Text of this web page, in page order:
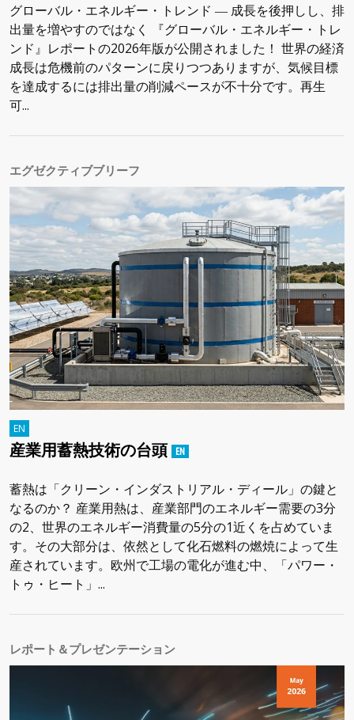
グローバル・エネルギー・トレンド ― 成長を後押しし、排
出量を増やすのではなく 『グローバル・エネルギー・トレ
ンド』レポートの2026年版が公開されました！ 世界の経済
成長は危機前のパターンに戻りつつありますが、気候目標
を達成するには排出量の削減ペースが不十分です。再生
可...
エグゼクティブブリーフ
産業用蓄熱技術の台頭
蓄熱は「クリーン・インダストリアル・ディール」の鍵と
なるのか？ 産業用熱は、産業部門のエネルギー需要の3分
の2、世界のエネルギー消費量の5分の1近くを占めていま
す。その大部分は、依然として化石燃料の燃焼によって生
産されています。欧州で工場の電化が進む中、「パワー・
トゥ・ヒート」...
レポート＆プレゼンテーション